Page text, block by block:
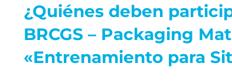
¿Quiénes deben
BRCGS – Packaging
«Entrenamiento para